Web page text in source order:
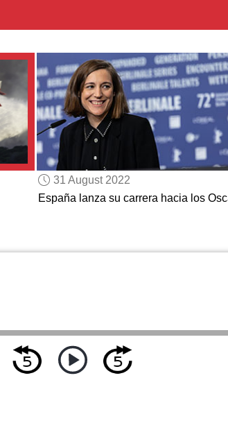
31 August 2022
España lanza su carrera hacia los